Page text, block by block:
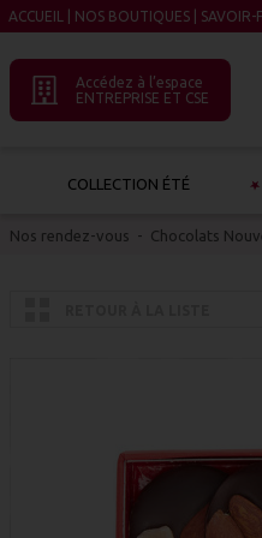
ACCUEIL NOS BOUTIQUES| SAVOIR-
Accédez à l’espace
ENTREPRISE ET CSE
COLLECTION ÉTÉ
Nos rendez-vous - Chocolats